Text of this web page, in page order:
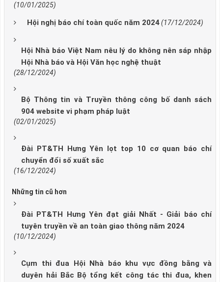
(10/01/2025)
Hội nghị báo chí toàn quốc năm 2024(17/12/2024)
Hội Nhà báo Việt Nam nêu lý do không nên sáp nhập
Hội Nhà báo và Hội Văn học nghệ thuật
(28/12/2024)
Bộ Thông tin và Truyền thông công bố danh sách
904 website vi phạm pháp luật
(02/01/2025)
Đài PT&TH Hưng Yên lọt top 10 cơ quan báo chí
chuyển đổi số xuất sắc
(16/12/2024)
Những tin cũ hơn
Đài PT&TH Hưng Yên đạt giải Nhất - Giải báo chí
tuyên truyền về an toàn giao thông năm 2024
(10/12/2024)
Cụm thi đua Hội Nhà báo khu vực đồng bằng và
duyên hải Bắc Bộ tổng kết công tác thi đua, khen